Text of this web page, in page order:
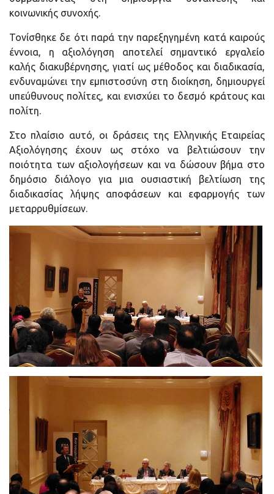
κοινωνικής συνοχής.
Τονίσθηκε δε ότι παρά την παρεξηγημένη κατά καιρούς
έννοια, η αξιολόγηση αποτελεί σημαντικό εργαλείο
καλής διακυβέρνησης, γιατί ως μέθοδος και διαδικασία,
ενδυναμώνει την εμπιστοσύνη στη διοίκηση, δημιουργεί
υπεύθυνους πολίτες, και ενισχύει το δεσμό κράτους και
πολίτη.
Στο πλαίσιο αυτό, οι δράσεις της Ελληνικής Εταιρείας
Αξιολόγησης έχουν ως στόχο να βελτιώσουν την
ποιότητα των αξιολογήσεων και να δώσουν βήμα στο
δημόσιο διάλογο για μια ουσιαστική βελτίωση της
διαδικασίας λήψης αποφάσεων και εφαρμογής των
μεταρρυθμίσεων.